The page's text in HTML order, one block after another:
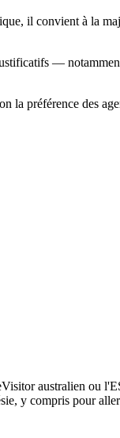
il convient à la
—
la préférence des
australien ou
y compris pour